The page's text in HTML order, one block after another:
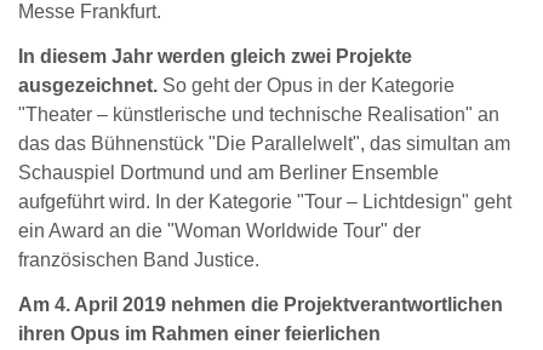
Messe Frankfurt.
In diesem Jahr werden gleich zwei Projekte
ausgezeichnet. So geht der Opus in der Kategorie
"Theater – künstlerische und technische Realisation" an
das das Bühnenstück "Die Parallelwelt", das simultan am
Schauspiel Dortmund und am Berliner Ensemble
aufgeführt wird. In der Kategorie "Tour – Lichtdesign" geht
ein Award an die "Woman Worldwide Tour" der
französischen Band Justice.
Am 4. April 2019 nehmen die Projektverantwortlichen
ihren Opus im Rahmen einer feierlichen